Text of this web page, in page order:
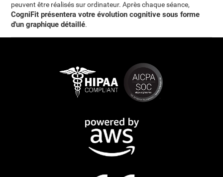
peuvent être réalisés sur ordinateur. Après chaque séance,
CogniFit présentera votre évolution cognitive sous forme
d'un graphique détaillé.